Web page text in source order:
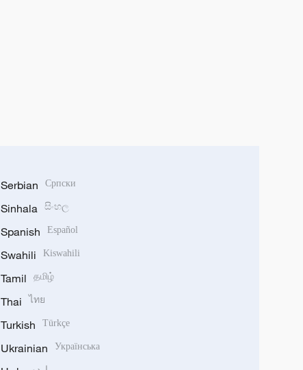
Serbian Српски
Sinhala සිංහල
Spanish Español
Swahili Kiswahili
Tamil தமிழ்
Thai ไทย
Turkish Türkçe
Ukrainian Українська